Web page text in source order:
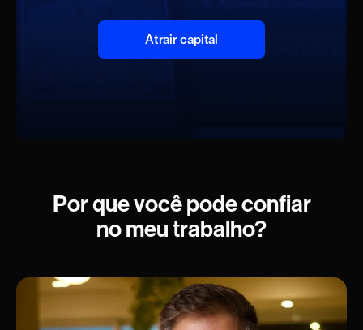
Atrair capital
Por que você pode confiar
no meu trabalho?